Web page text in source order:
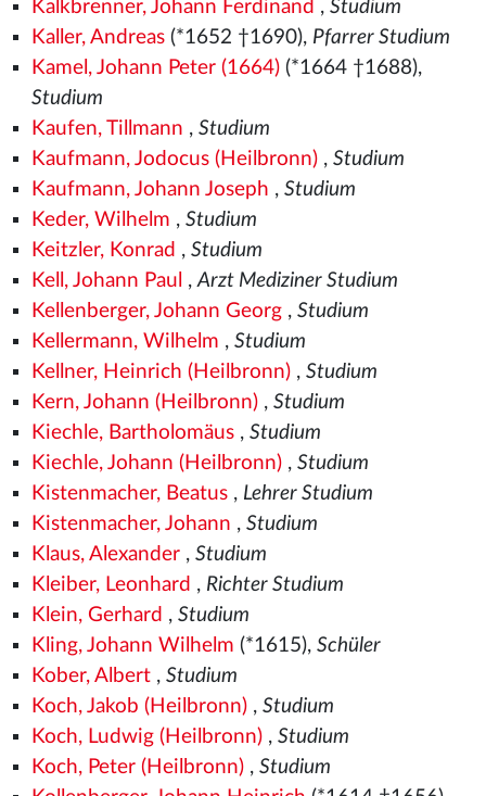
Kalkbrenner, Johann Ferdinand , Studium
Kaller, Andreas(*1652 †1690), Pfarrer Studium
Kamel, Johann Peter (1664)(*1664 †1688),
Studium
Kaufen, Tillmann , Studium
Kaufmann, Jodocus (Heilbronn), Studium
Kaufmann, Johann Joseph , Studium
Keder, Wilhelm , Studium
Keitzler, Konrad , Studium
Kell, Johann Paul ,Arzt Mediziner Studium
Kellenberger, Johann Georg, Studium
Kellermann, Wilhelm , Studium
Kellner, Heinrich (Heilbronn), Studium
Kern, Johann (Heilbronn), Studium
Kiechle, Bartholomäus, Studium
Kiechle, Johann (Heilbronn), Studium
Kistenmacher, Beatus, Lehrer Studium
Kistenmacher, Johann , Studium
Klaus, Alexander, Studium
Kleiber, Leonhard , Richter Studium
Klein, Gerhard , Studium
Kling, Johann Wilhelm (*1615), Schüler
Kober, Albert, Studium
Koch, Jakob (Heilbronn), Studium
Koch, Ludwig (Heilbronn), Studium
Koch, Peter (Heilbronn), Studium